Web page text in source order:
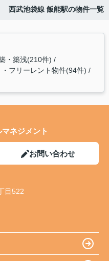
西武池袋線 飯能駅の物件一覧
・築浅(210件)
フリーレント物件(94件)
ネジメント
お問い合わせ
目522